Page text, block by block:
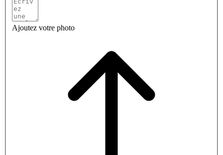
Ajoutez votre photo